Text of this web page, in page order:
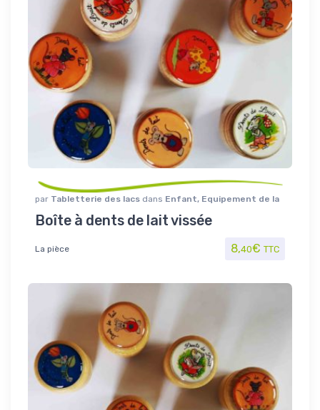
par Tabletterie des lacs dans Enfant, Equipement de la
Boîte à dents de lait vissée
La pièce 8,40€ TTC